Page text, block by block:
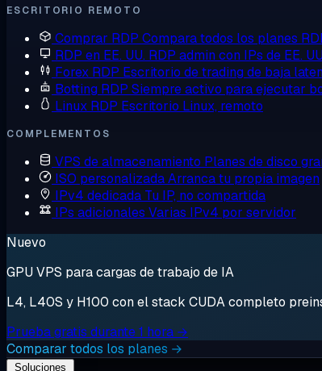
ESCRITORIO REMOTO
Comprar RDP Compara todos los planes
RDP en EE. UU. RDP admin con IPs de EE.
Forex RDP Escritorio de trading de baja
Botting RDP Siempre activo para ejecutar
Linux RDP Escritorio Linux, remoto
COMPLEMENTOS
VPS de almacenamiento Planes de disco
ISO personalizadaArranca tu propia imagen
IPv4 dedicada Tu IP, no compartida
IPs adicionales Varias IPv4 por servidor
Nuevo
GPU VPS para cargas de trabajo de IA
L4, L40S y H100 con el stack CUDA completo
Prueba gratis durante 1 hora →
Comparar todos los planes →